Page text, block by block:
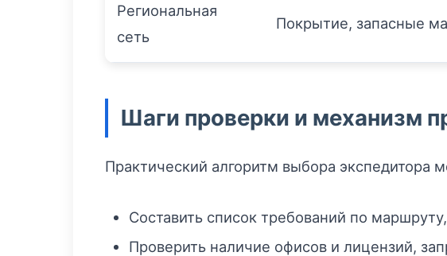
Региональная
сеть
Покрытие, запасные
Шаги проверки и механизм
Практический алгоритм выбора экспедитора
Составить список требований по
Проверить наличие офисов и лицензий,